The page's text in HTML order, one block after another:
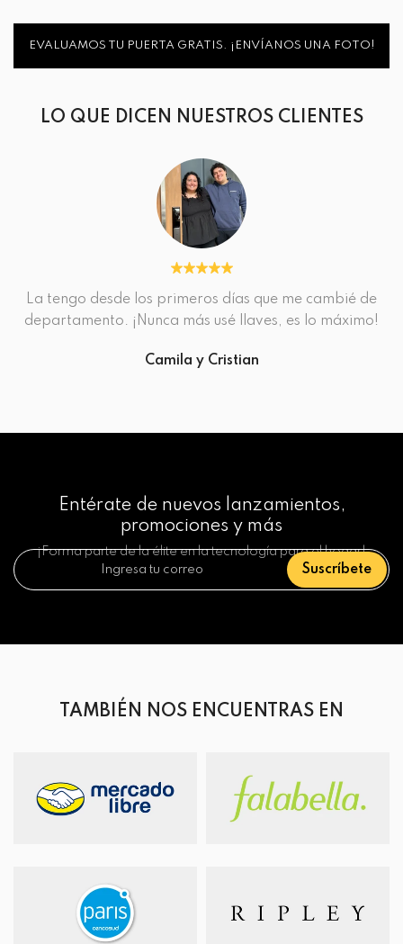
EVALUAMOS TU PUERTA GRATIS. ¡ENVÍANOS UNA FOTO!
LO QUE DICEN NUESTROS CLIENTES
La tengo desde los primeros días que me cambié de
departamento. ¡Nunca más usé llaves, es lo máximo!
Camila y Cristian
Entérate de nuevos lanzamientos,
promociones y más
¡Forma parte de la élite en la tecnología para el hogar!
Suscríbete
TAMBIÉN NOS ENCUENTRAS EN